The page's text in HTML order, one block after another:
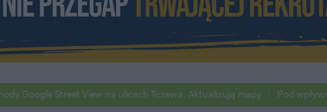
Street View na ulicach Tczewa. Aktualizują mapy Pod wpływem